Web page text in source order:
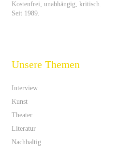
Kostenfrei, unabhängig, kritisch.
Seit 1989.
Unsere Themen
Interview
Kunst
Theater
Literatur
Nachhaltig